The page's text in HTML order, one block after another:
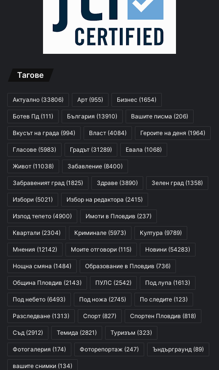
Тагове
Актуално (33806) Арт (955) Бизнес (1654)
Ботев Пд (111) България (13910) Вашите писма (206)
Вкусът на града (994) Власт (4084) Героите на деня (1964)
Гласове (5983) Градът (31289) Евала (1068)
Живот (11038) Забавление (8400)
Забравеният град (1825) Здраве (3890) Зелен град (1358)
Избори (5021) Избор на редактора (2415)
Изпод тепето (4900) Имоти в Пловдив (237)
Квартали (2304) Криминале (5973) Култура (9789)
Мнения (12142) Моите отговори (115) Новини (54283)
Нощна смяна (1484) Образование в Пловдив (736)
Община Пловдив (2143) ПУЛС (2542) Под лупа (1613)
Под небето (6493) Под ножа (2745) По следите (123)
Разследване (1313) Спорт (827) Спортен Пловдив (818)
Съд (2912) Темида (2821) Туризъм (323)
Фотогалерия (174) Фоторепортаж (247) Ъндърграунд (89)
вашите снимки (134)